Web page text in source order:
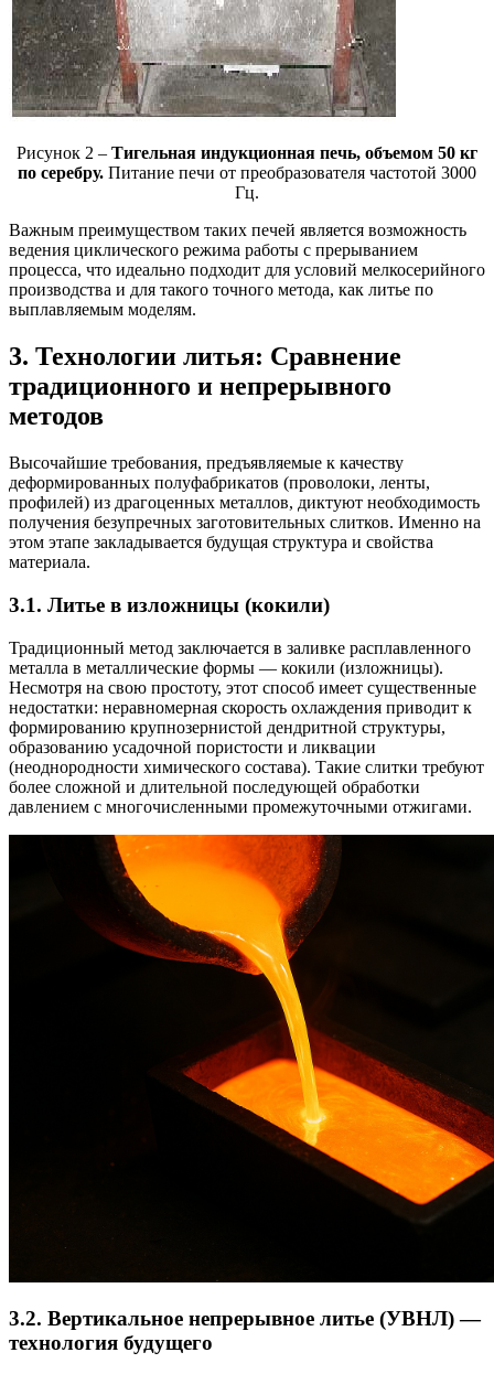
Рисунок 2 – Тигельная индукционная печь, объемом 50 кг
по серебру. Питание печи от преобразователя частотой 3000
Гц.
Важным преимуществом таких печей является возможность
ведения циклического режима работы с прерыванием
процесса, что идеально подходит для условий мелкосерийного
производства и для такого точного метода, как литье по
выплавляемым моделям.
3. Технологии литья: Сравнение
традиционного и непрерывного
методов
Высочайшие требования, предъявляемые к качеству
деформированных полуфабрикатов (проволоки, ленты,
профилей) из драгоценных металлов, диктуют необходимость
получения безупречных заготовительных слитков. Именно на
этом этапе закладывается будущая структура и свойства
материала.
3.1. Литье в изложницы (кокили)
Традиционный метод заключается в заливке расплавленного
металла в металлические формы — кокили (изложницы).
Несмотря на свою простоту, этот способ имеет существенные
недостатки: неравномерная скорость охлаждения приводит к
формированию крупнозернистой дендритной структуры,
образованию усадочной пористости и ликвации
(неоднородности химического состава). Такие слитки требуют
более сложной и длительной последующей обработки
давлением с многочисленными промежуточными отжигами.
3.2. Вертикальное непрерывное литье (УВНЛ) —
технология будущего